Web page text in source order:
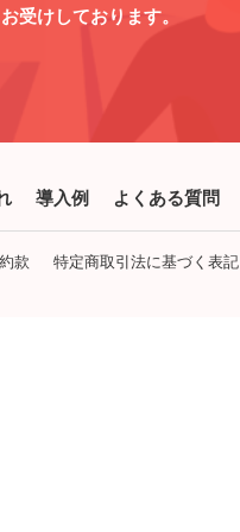
受けしております。
導入例 よくある質問
款 特定商取引法に基づく表記